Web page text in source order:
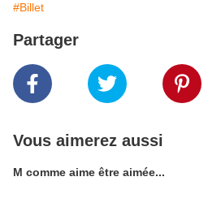
#Billet
Partager
Vous aimerez aussi
M comme aime être aimée...